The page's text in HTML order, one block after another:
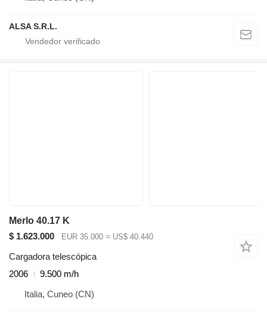
ALSA S.R.L.
Merlo 40.17 K
$ 1.623.000
EUR 35.000 ≈ US$ 40.440
Cargadora telescópica
2006
9.500 m/h
Italia, Cuneo (CN)